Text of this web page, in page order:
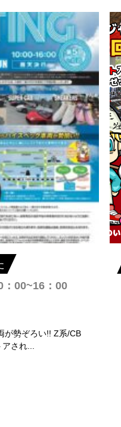
：00~16：00
ろい!! Z系/CB
され...